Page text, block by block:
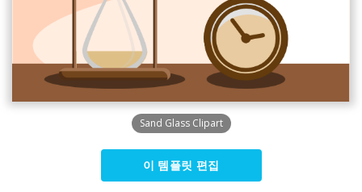
Sand Glass Clipart
이 템플릿 편집